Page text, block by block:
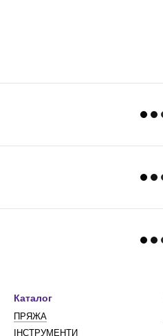
Каталог
ПРЯЖА
ІНСТРУМЕНТИ